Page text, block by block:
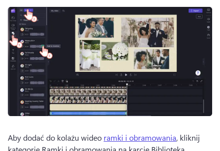
Aby dodać do kolażu wideo ramki i obramowania, kliknij